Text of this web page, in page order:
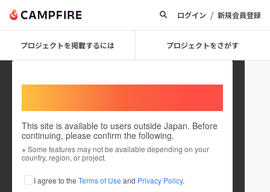
ログイン / 新規会員登録
プロジェクトを掲載するには プロジェクトをさがす
This site is available to users outside Japan. Before
continuing, please confirm the following.
※ Some features may not be available depending on your
country, region, or project.
I agree to the Terms of Use and Privacy Policy.
ピースウィンズ・ジャパン
これまでに1回支援して18件のプロジェクトを投稿しています